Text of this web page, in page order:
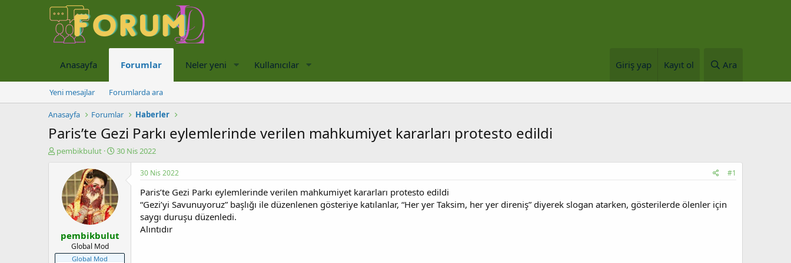
Anasayfa Forumlar Neler yeni Kullanıcılar Giriş yap Kayıt ol Ara
Yeni mesajlar Forumlarda ara
Anasayfa Forumlar Haberler
Paris’te Gezi Parkı eylemlerinde verilen mahkumiyet kararları protesto edildi
K
a
pembikbulut
B
a
n
ç
a
30 Nis 2022
pembikbulut
Global Mod
Global Mod
30 Nis 2022 #1
Paris’te Gezi Parkı eylemlerinde verilen mahkumiyet kararları protesto edildi
“Gezi’yi Savunuyoruz” başlığı ile düzenlenen gösteriye katılanlar, “Her yer Taksim, her yer direniş” diyerek slogan atarken, gösterilerde ölenler için
saygı duruşu düzenledi.
Alıntıdır